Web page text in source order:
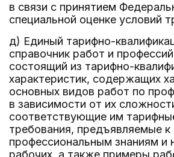
в связи с принятием
специальной оценке условий
д) Единый тарифно-
справочник работ и
состоящий из тарифно-
характеристик, содержащих
основных видов работ по
в зависимости от их
соответствующие им
требования, предъявляемые к
профессиональным знаниям и
рабочих, а также примеры